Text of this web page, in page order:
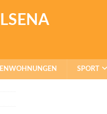
SPORT